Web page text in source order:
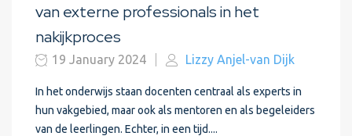
van externe professionals in het
nakijkproces
19 January 2024 Lizzy Anjel-van Dijk
In het onderwijs staan docenten centraal als experts in
hun vakgebied, maar ook als mentoren en als begeleiders
van de leerlingen. Echter, in een tijd....